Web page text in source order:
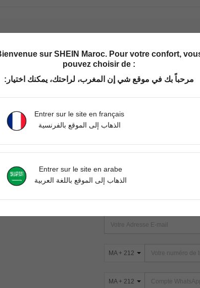
Aucun article trouvé. Veuillez essayer une autre recherche.
TROUVEZ-NOUS SUR
ABONNEZ-VOUS À NOTRE
PREMIÈRE ! (VOUS POUVEZ
MA + 212
MA + 212
sur SHEIN Maroc. Pour votre confort,
pouvez choisir de :
مرحباً بك في موقع شي إن المغرب، لراحتك، يمكنك اختيار:
Entrer sur le site en français
الذهاب إلى الموقع بالفرنسية
Entrer sur le site en arabe
الذهاب إلى الموقع باللغة العربية